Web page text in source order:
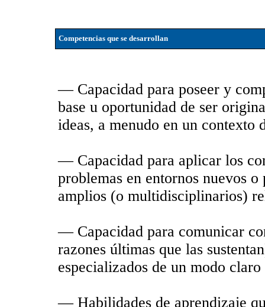
Competencias que se desarrollan
— Capacidad para poseer y
base u oportunidad de ser
ideas, a menudo en un contexto
— Capacidad para aplicar los
problemas en entornos nuevos
amplios (o multidisciplinarios)
— Capacidad para comunicar
razones últimas que las
especializados de un modo
— Habilidades de aprendizaje